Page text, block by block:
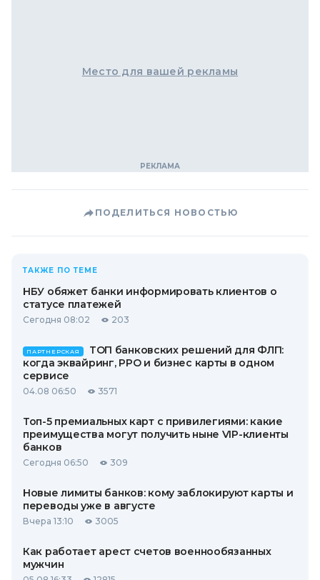
Место для вашей рекламы
ПОДЕЛИТЬСЯ НОВОСТЬЮ
ТАКЖЕ ПО ТЕМЕ
НБУ обяжет банки информировать клиентов о
статусе платежей
Сегодня 08:02 203
ПАРТНЕРСКАЯ
ТОП банковских решений для ФЛП:
когда эквайринг, РРО и бизнес карты в одном
сервисе
04.08 06:50 3571
Топ-5 премиальных карт с привилегиями: какие
преимущества могут получить ныне VIP-клиенты
банков
Сегодня 06:50 309
Новые лимиты банков: кому заблокируют карты и
переводы уже в августе
Вчера 13:10 3005
Как работает арест счетов военнообязанных
мужчин